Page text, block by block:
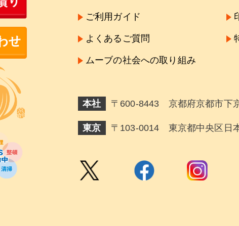
ご利用ガイド
よくあるご質問
ムーブの社会への取り組み
本社 〒600-8443 京都府京都市下
東京 〒103-0014 東京都中央区日